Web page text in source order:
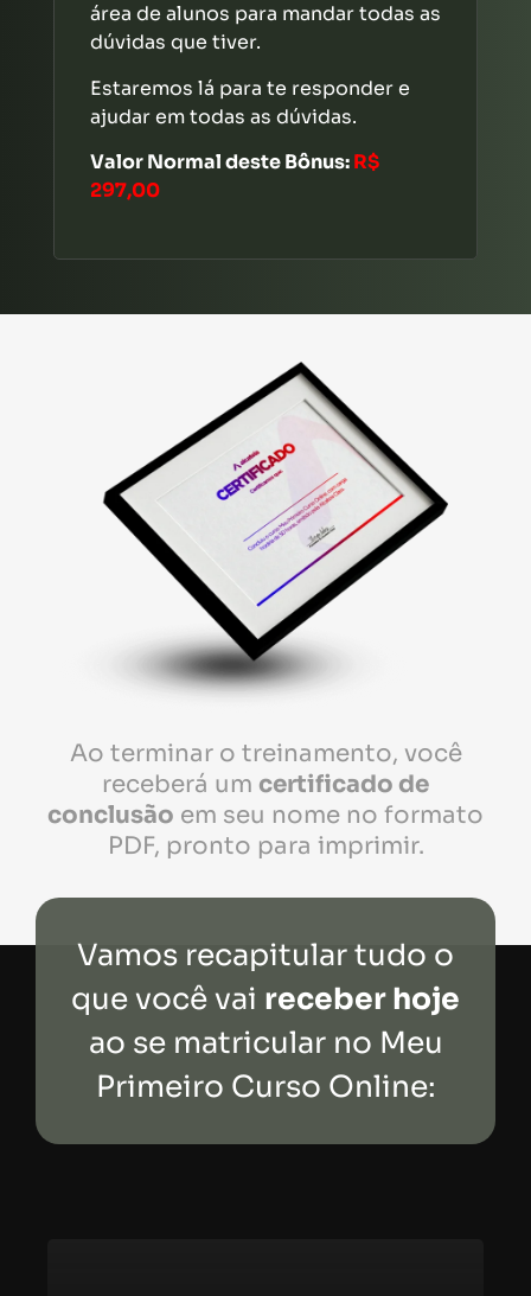
área de alunos para mandar todas as
dúvidas que tiver.
Estaremos lá para te responder e
ajudar em todas as dúvidas.
Valor Normal deste Bônus:R$
297,00
Ao terminar o treinamento, você
receberá um certificado de
conclusão em seu nome no formato
PDF, pronto para imprimir.
Vamos recapitular tudo o
que você vai receber hoje
ao se matricular no Meu
Primeiro Curso Online: